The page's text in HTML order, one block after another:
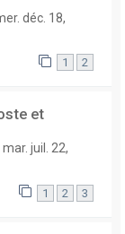
déc. 18,
1 2
et
mar. juil. 22,
1 2 3